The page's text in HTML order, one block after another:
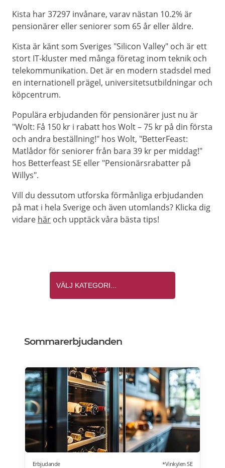
Kista har 37297 invånare, varav nästan 10.2% är
pensionärer eller seniorer som 65 år eller äldre.
Kista är känt som Sveriges "Silicon Valley" och är ett
stort IT-kluster med många företag inom teknik och
telekommunikation. Det är en modern stadsdel med
en internationell prägel, universitetsutbildningar och
köpcentrum.
Populära erbjudanden för pensionärer just nu är
"Wolt: Få 150 kr i rabatt hos Wolt – 75 kr på din första
och andra beställning!" hos Wolt, "BetterFeast:
Matlådor för seniorer från bara 39 kr per middag!"
hos Betterfeast SE eller "Pensionärsrabatter på
Willys".
Vill du dessutom utforska förmånliga erbjudanden
på mat i hela Sverige och även utomlands? Klicka dig
vidare här och upptäck våra bästa tips!
Sommarerbjudanden
Erbjudande *Vinkylen SE